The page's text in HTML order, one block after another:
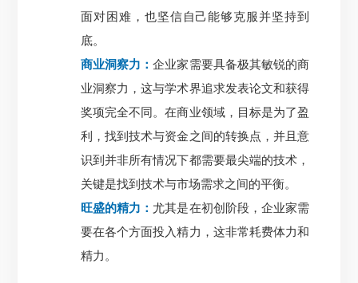
面对困难，也坚信自己能够克服并坚持到
底。
商业洞察力：企业家需要具备极其敏锐的商
业洞察力，这与学术界追求发表论文和获得
奖项完全不同。在商业领域，目标是为了盈
利，找到技术与资金之间的转换点，并且意
识到并非所有情况下都需要最尖端的技术，
关键是找到技术与市场需求之间的平衡。
旺盛的精力： 尤其是在初创阶段，企业家需
要在各个方面投入精力，这非常耗费体力和
精力。